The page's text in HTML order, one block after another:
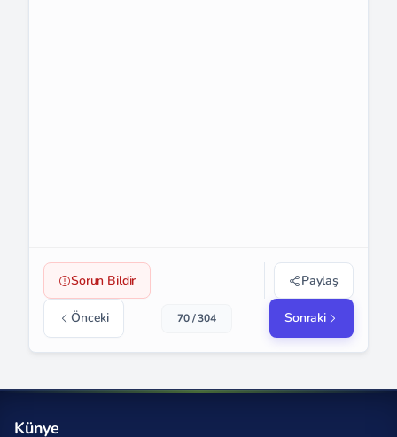
Sorun Bildir Paylaş
Önceki 70 / 304 Sonraki
Künye